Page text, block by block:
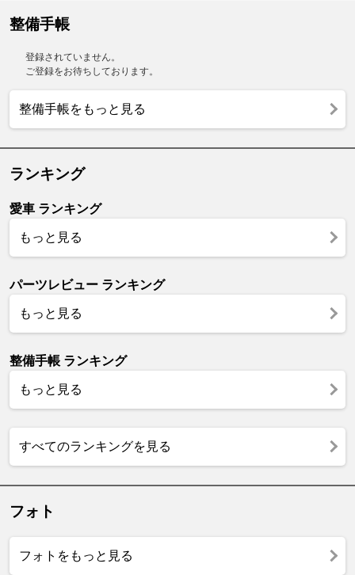
整備手帳
登録されていません。
ご登録をお待ちしております。
整備手帳をもっと見る
ランキング
愛車 ランキング
もっと見る
パーツレビュー ランキング
もっと見る
整備手帳 ランキング
もっと見る
すべてのランキングを見る
フォト
フォトをもっと見る